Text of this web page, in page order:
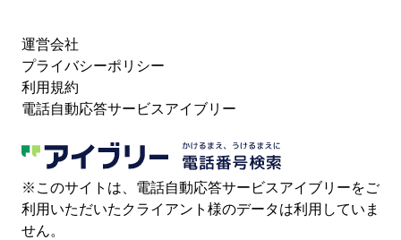
運営会社
プライバシーポリシー
利用規約
電話自動応答サービスアイブリー
※このサイトは、電話自動応答サービスアイブリーをご
利用いただいたクライアント様のデータは利用していま
せん。